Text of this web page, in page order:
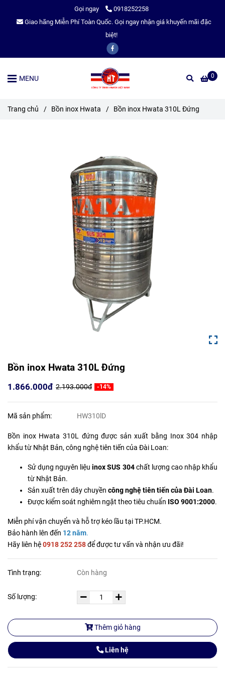
Gọi ngay
0918252258
Giao hãng Miễn Phí Toàn Quốc. Gọi ngay nhận giá khuyến mãi đặc
biệt!
0
MENU
Trang chủ / Bồn inox Hwata / Bồn inox Hwata 310L Đứng
Bồn inox Hwata 310L Đứng
1.866.000đ 2.193.000đ -14%
Mã sản phẩm: HW310lD
Bồn inox Hwata 310L đứng được sản xuất bằng Inox 304 nhập
khẩu từ Nhật Bản, công nghệ tiên tiến của Đài Loan:
Sử dụng nguyên liệuinox SUS 304chất lượng cao nhập khẩu
từ Nhật Bản.
Sản xuất trên dây chuyền công nghệ tiên tiến của Đài Loan.
Được kiểm soát nghiêm ngặt theo tiêu chuẩn ISO 9001:2000.
Miễn phí vận chuyển và hỗ trợ kéo lầu tại TP.HCM.
Bảo hành lên đến 12 năm.
Hãy liên hệ0918 252 258để được tư vấn và nhận ưu đãi!
Tình trạng: Còn hàng
Số lượng:
Thêm giỏ hàng
Liên hệ